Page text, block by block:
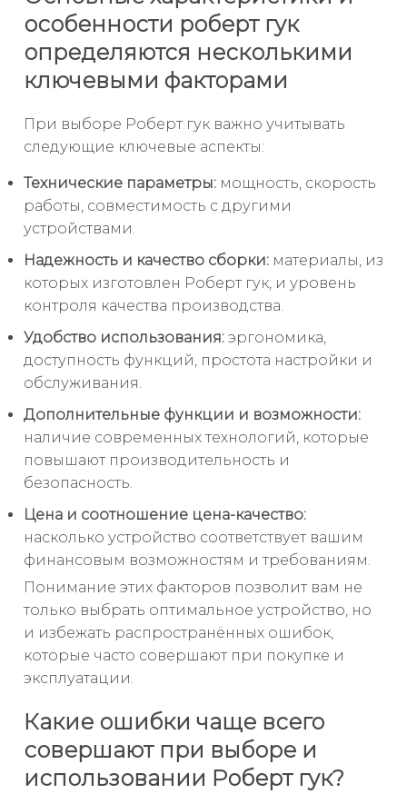
особенности роберт гук
определяются несколькими
ключевыми факторами
При выборе Роберт гук важно учитывать
следующие ключевые аспекты:
Технические параметры: мощность, скорость
работы, совместимость с другими
устройствами.
Надежность и качество сборки: материалы, из
которых изготовлен Роберт гук, и уровень
контроля качества производства.
Удобство использования: эргономика,
доступность функций, простота настройки и
обслуживания.
Дополнительные функции и возможности:
наличие современных технологий, которые
повышают производительность и
безопасность.
Цена и соотношение цена-качество:
насколько устройство соответствует вашим
финансовым возможностям и требованиям.
Понимание этих факторов позволит вам не
только выбрать оптимальное устройство, но
и избежать распространённых ошибок,
которые часто совершают при покупке и
эксплуатации.
Какие ошибки чаще всего
совершают при выборе и
использовании Роберт гук?